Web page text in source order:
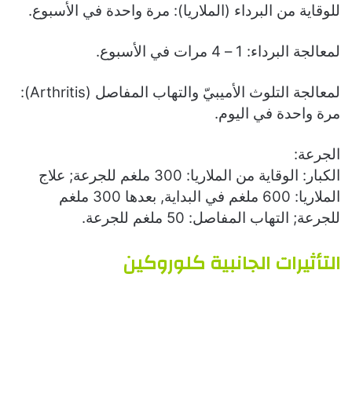
للوقاية من البرداء (الملاريا): مرة واحدة في الأسبوع.
لمعالجة البرداء: 1 – 4 مرات في الأسبوع.
لمعالجة التلوث الأميبيّ والتهاب المفاصل (Arthritis):
مرة واحدة في اليوم.
الجرعة:
الكبار: الوقاية من الملاريا: 300 ملغم للجرعة; علاج
الملاريا: 600 ملغم في البداية, بعدها 300 ملغم
للجرعة; التهاب المفاصل: 50 ملغم للجرعة.
التأثيرات الجانبية كلوروكين